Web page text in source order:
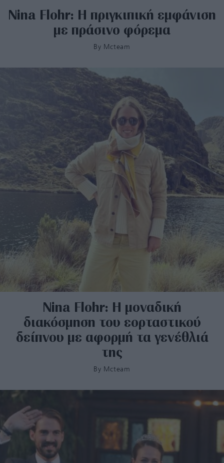
Nina Flohr: Η πριγκιπική εμφάνιση
με πράσινο φόρεμα
By Mcteam
Nina Flohr: Η μοναδική
διακόσμηση του εορταστικού
δείπνου με αφορμή τα γενέθλιά
της
By Mcteam